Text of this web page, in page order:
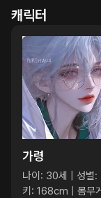
캐릭터
가령
나이: 30세 | 성별:
키: 168cm | 몸무